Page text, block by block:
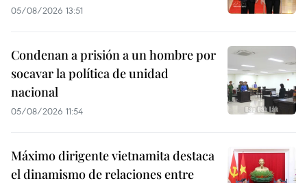
05/08/2026 13:51
Condenan a prisión a un hombre por
socavar la política de unidad
nacional
05/08/2026 11:54
Máximo dirigente vietnamita destaca
el dinamismo de relaciones entre